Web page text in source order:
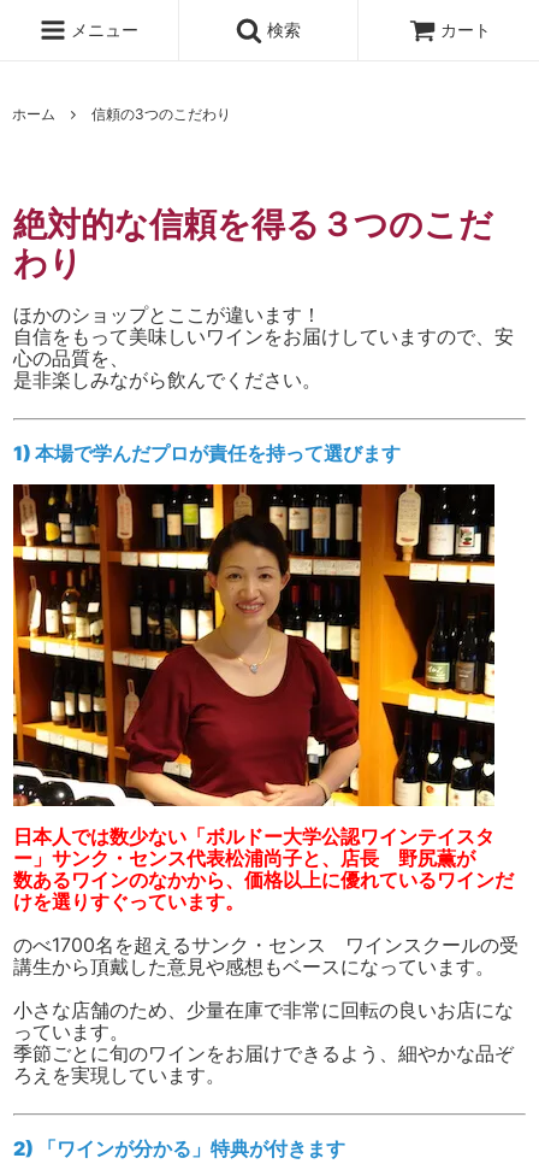
メニュー 検索 カート
ホーム 信頼の3つのこだわり
絶対的な信頼を得る３つのこだ
わり
ほかのショップとここが違います！
自信をもって美味しいワインをお届けしていますので、安
心の品質を、
是非楽しみながら飲んでください。
1) 本場で学んだプロが責任を持って選びます
日本人では数少ない「ボルドー大学公認ワインテイスタ
ー」サンク・センス代表松浦尚子と、店長 野尻薫が
数あるワインのなかから、価格以上に優れているワインだ
けを選りすぐっています。
のべ1700名を超えるサンク・センス ワインスクールの受
講生から頂戴した意見や感想もベースになっています。
小さな店舗のため、少量在庫で非常に回転の良いお店にな
っています。
季節ごとに旬のワインをお届けできるよう、細やかな品ぞ
ろえを実現しています。
2) 「ワインが分かる」特典が付きます